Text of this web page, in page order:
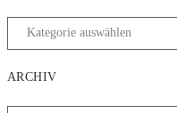
ARCHIV